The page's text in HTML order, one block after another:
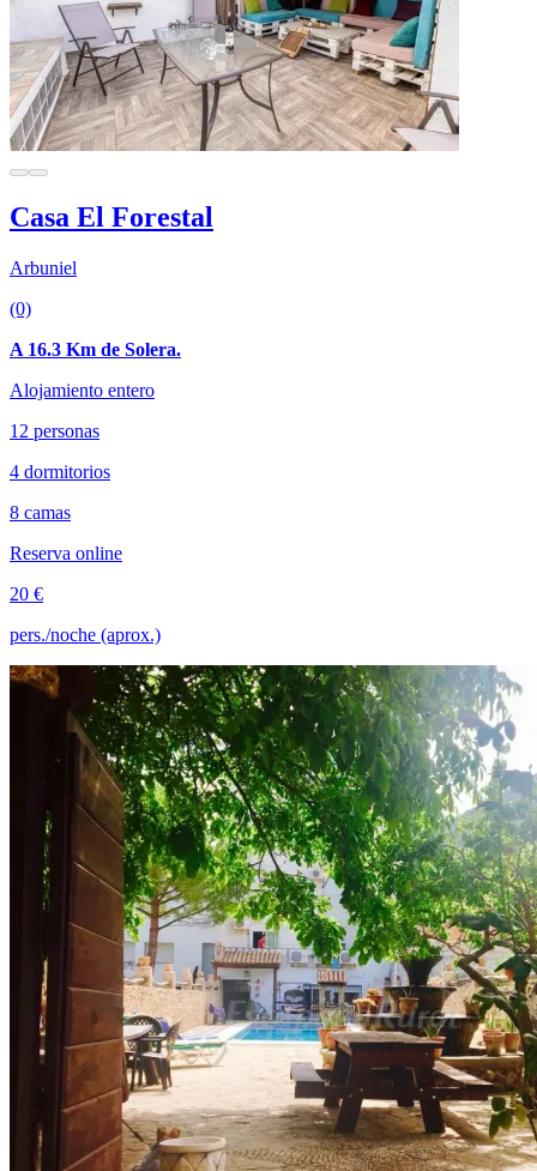
Casa El Forestal
Arbuniel
(0)
A 16.3 Km de Solera.
Alojamiento entero
12 personas
4 dormitorios
8 camas
Reserva online
20 €
pers./noche (aprox.)